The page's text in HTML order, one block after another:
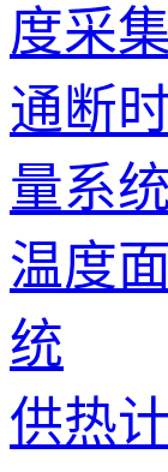
度采
通断
量系统
温度
统
供热